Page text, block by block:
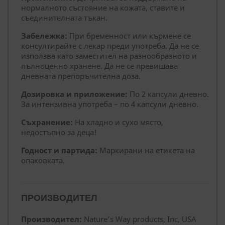
нормалното състояние на кожата, ставите и
съединителната тъкан.
Забележка: При бременност или кърмене се
консултирайте с лекар преди употреба. Да не се
използва като заместител на разнообразното и
пълноценно хранене. Да не се превишава
дневната препоръчителна доза.
Дозировка и приложение: По 2 капсули дневно.
За интензивна употреба – по 4 капсули дневно.
Съхранение: На хладно и сухо място,
недостъпно за деца!
Годност и партида: Маркирани на етикета на
опаковката.
ПРОИЗВОДИТЕЛ
Производител: Nature’s Way products, Inc, USA